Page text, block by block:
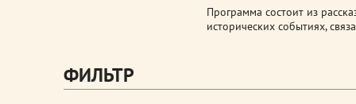
Программа состоит из
исторических событиях,
ФИЛЬТР